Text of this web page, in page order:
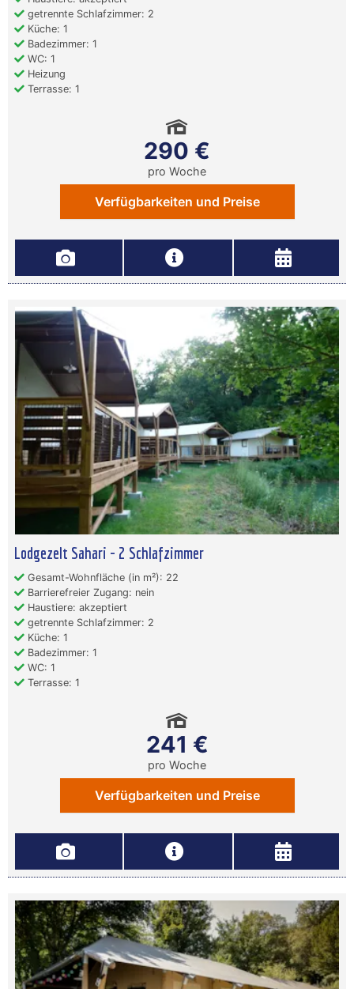
getrennte Schlafzimmer: 2
Küche: 1
Badezimmer: 1
WC: 1
Heizung
Terrasse: 1
290 €
pro Woche
Verfügbarkeiten und Preise
Lodgezelt Sahari - 2 Schlafzimmer
Gesamt-Wohnfläche (in m²): 22
Barrierefreier Zugang: nein
Haustiere: akzeptiert
getrennte Schlafzimmer: 2
Küche: 1
Badezimmer: 1
WC: 1
Terrasse: 1
241 €
pro Woche
Verfügbarkeiten und Preise